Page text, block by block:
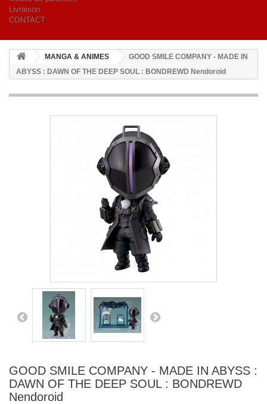
Livraison
CONTACT
MANGA & ANIMES
GOOD SMILE COMPANY - MADE IN
ABYSS : DAWN OF THE DEEP SOUL : BONDREWD Nendoroid
GOOD SMILE COMPANY - MADE IN ABYSS :
DAWN OF THE DEEP SOUL : BONDREWD
Nendoroid